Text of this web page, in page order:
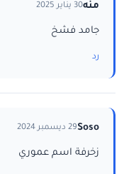
منه30 يناير 2025
جامد فشخ
رد
Soso29 ديسمبر 2024
زخرفة اسم عموري